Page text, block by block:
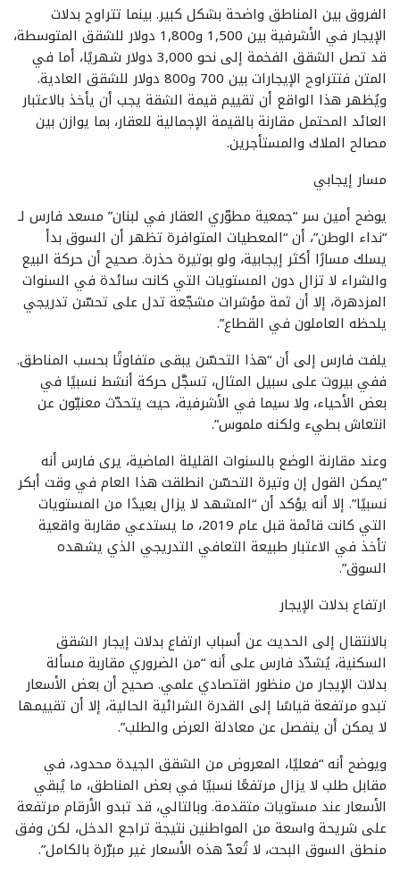
الفروق بين المناطق واضحة بشكل كبير. بينما تتراوح بدلات
الإيجار في الأشرفية بين 1,500 و1,800 دولار للشقق المتوسطة،
قد تصل الشقق الفخمة إلى نحو 3,000 دولار شهريًا، أما في
المتن فتتراوح الإيجارات بين 700 و800 دولار للشقق العادية.
ويُظهر هذا الواقع أن تقييم قيمة الشقة يجب أن يأخذ بالاعتبار
العائد المحتمل مقارنة بالقيمة الإجمالية للعقار، بما يوازن بين
مصالح الملاك والمستأجرين.
مسار إيجابي
يوضح أمين سر “جمعية مطوّري العقار في لبنان” مسعد فارس لـ
“نداء الوطن”، أن “المعطيات المتوافرة تظهر أن السوق بدأ
يسلك مسارًا أكثر إيجابية، ولو بوتيرة حذرة. صحيح أن حركة البيع
والشراء لا تزال دون المستويات التي كانت سائدة في السنوات
المزدهرة، إلا أن ثمة مؤشرات مشجّعة تدل على تحسّن تدريجي
يلحظه العاملون في القطاع”.
يلفت فارس إلى أن “هذا التحسّن يبقى متفاوتًا بحسب المناطق.
ففي بيروت على سبيل المثال، تسجَّل حركة أنشط نسبيًا في
بعض الأحياء، ولا سيما في الأشرفية، حيث يتحدّث معنيّون عن
انتعاش بطيء ولكنه ملموس”.
وعند مقارنة الوضع بالسنوات القليلة الماضية، يرى فارس أنه
“يمكن القول إن وتيرة التحسّن انطلقت هذا العام في وقت أبكر
نسبيًا”. إلا أنه يؤكد أن “المشهد لا يزال بعيدًا من المستويات
التي كانت قائمة قبل عام 2019، ما يستدعي مقاربة واقعية
تأخذ في الاعتبار طبيعة التعافي التدريجي الذي يشهده
السوق”.
ارتفاع بدلات الإيجار
بالانتقال إلى الحديث عن أسباب ارتفاع بدلات إيجار الشقق
السكنية، يُشدّد فارس على أنه “من الضروري مقاربة مسألة
بدلات الإيجار من منظور اقتصادي علمي. صحيح أن بعض الأسعار
تبدو مرتفعة قياسًا إلى القدرة الشرائية الحالية، إلا أن تقييمها
لا يمكن أن ينفصل عن معادلة العرض والطلب”.
ويوضح أنه “فعليًا، المعروض من الشقق الجيدة محدود، في
مقابل طلب لا يزال مرتفعًا نسبيًا في بعض المناطق، ما يُبقي
الأسعار عند مستويات متقدمة. وبالتالي، قد تبدو الأرقام مرتفعة
على شريحة واسعة من المواطنين نتيجة تراجع الدخل، لكن وفق
منطق السوق البحت، لا تُعدّ هذه الأسعار غير مبرّرة بالكامل”.